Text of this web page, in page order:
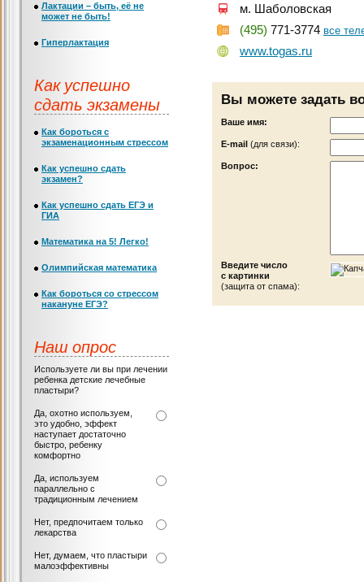
м. Шаболовская
(495) 771-3774 все
www.togas.ru
Вы можете задать
Ваше имя:
Е-mail (для связи):
Вопрос:
Введите число
с картинки
(защита от спама):
Лактации – быть, её не
может не быть!
Гиперлактация
Как успешно
сдать экзамены
Как бороться с
экзаменационным стрессом
Как успешно сдать
экзамен?
Как успешно сдать ЕГЭ и
ГИА
Математика на 5! Легко!
Олимпийская математика
Как бороться со стрессом
накануне ЕГЭ?
Наш опрос
Используете ли вы при лечении
ребенка детские лечебные
пластыри?
Да, охотно используем,
это удобно, эффект
наступает достаточно
быстро, ребенку
комфортно
Да, используем
параллельно с
традиционным лечением
Нет, предпочитаем только
лекарства
Нет, думаем, что пластыри
малоэффективны